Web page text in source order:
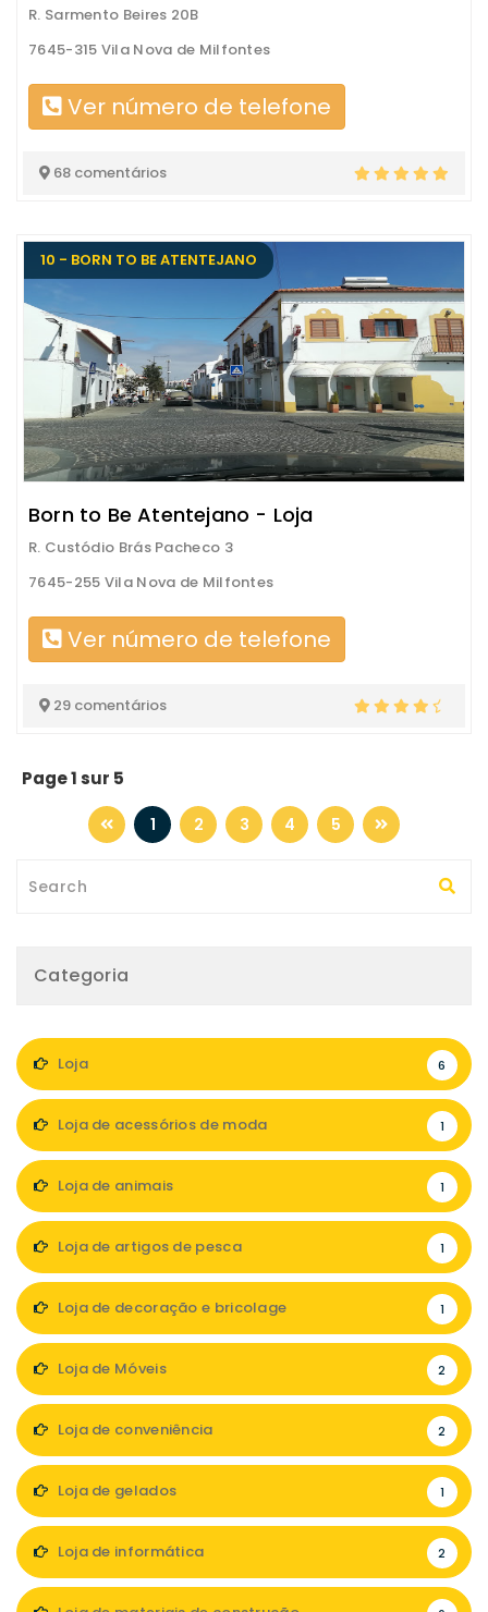
R. Sarmento Beires 20B
7645-315 Vila Nova de Milfontes
Ver número de telefone
68 comentários
10 - BORN TO BE ATENTEJANO
Born to Be Atentejano - Loja
R. Custódio Brás Pacheco 3
7645-255 Vila Nova de Milfontes
Ver número de telefone
29 comentários
Page 1 sur 5
1 2 3 4 5
Categoria
Loja 6
Loja de acessórios de moda 1
Loja de animais 1
Loja de artigos de pesca 1
Loja de decoração e bricolage 1
Loja de Móveis 2
Loja de conveniência 2
Loja de gelados 1
Loja de informática 2